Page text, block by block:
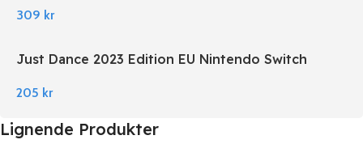
309 kr
Just Dance 2023 Edition EU Nintendo Switch
205 kr
Lignende Produkter